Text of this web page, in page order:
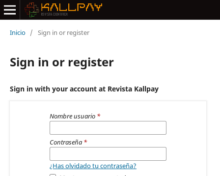
Inicio / Sign in or register
Sign in or register
Sign in with your account at Revista Kallpay
Nombre usuario *
Contraseña *
¿Has olvidado tu contraseña?